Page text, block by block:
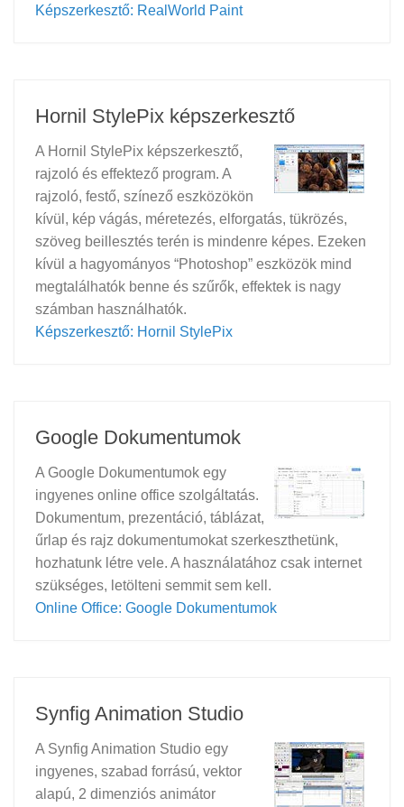
Képszerkesztő: RealWorld Paint
Hornil StylePix képszerkesztő
A Hornil StylePix képszerkesztő,
rajzoló és effektező program. A
rajzoló, festő, színező eszközökön
kívül, kép vágás, méretezés, elforgatás, tükrözés,
szöveg beillesztés terén is mindenre képes. Ezeken
kívül a hagyományos “Photoshop” eszközök mind
megtalálhatók benne és szűrők, effektek is nagy
számban használhatók.
Képszerkesztő: Hornil StylePix
Google Dokumentumok
A Google Dokumentumok egy
ingyenes online office szolgáltatás.
Dokumentum, prezentáció, táblázat,
űrlap és rajz dokumentumokat szerkeszthetünk,
hozhatunk létre vele. A használatához csak internet
szükséges, letölteni semmit sem kell.
Online Office: Google Dokumentumok
Synfig Animation Studio
A Synfig Animation Studio egy
ingyenes, szabad forrású, vektor
alapú, 2 dimenziós animátor